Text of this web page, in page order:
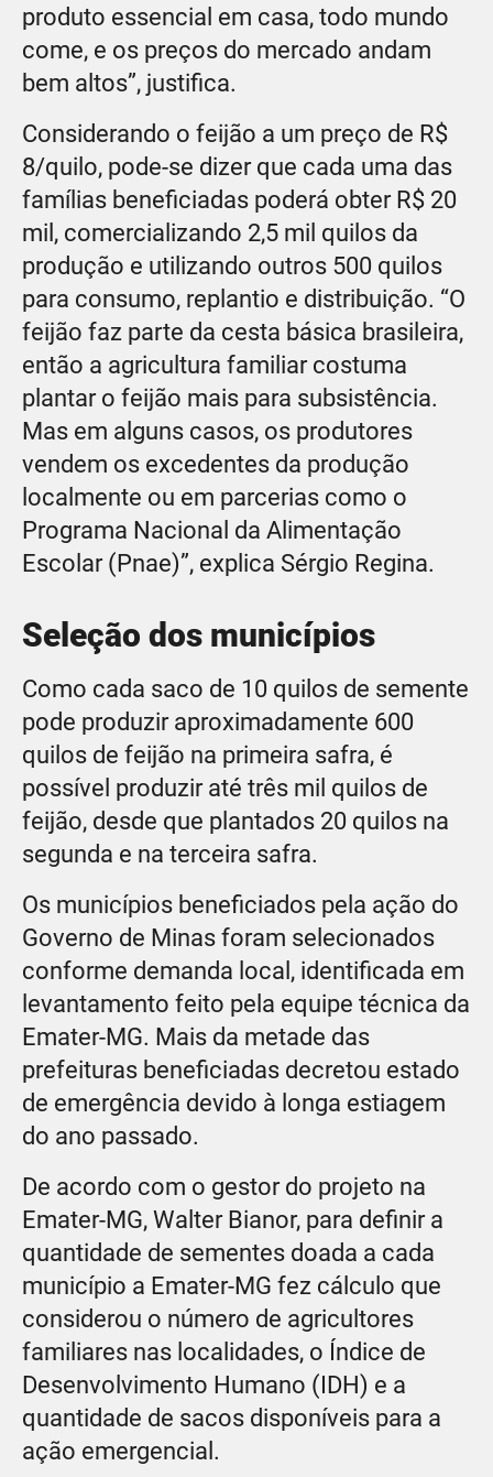
produto essencial em casa, todo mundo
come, e os preços do mercado andam
bem altos”, justifica.
Considerando o feijão a um preço de R$
8/quilo, pode-se dizer que cada uma das
famílias beneficiadas poderá obter R$ 20
mil, comercializando 2,5 mil quilos da
produção e utilizando outros 500 quilos
para consumo, replantio e distribuição. “O
feijão faz parte da cesta básica brasileira,
então a agricultura familiar costuma
plantar o feijão mais para subsistência.
Mas em alguns casos, os produtores
vendem os excedentes da produção
localmente ou em parcerias como o
Programa Nacional da Alimentação
Escolar (Pnae)”, explica Sérgio Regina.
Seleção dos municípios
Como cada saco de 10 quilos de semente
pode produzir aproximadamente 600
quilos de feijão na primeira safra, é
possível produzir até três mil quilos de
feijão, desde que plantados 20 quilos na
segunda e na terceira safra.
Os municípios beneficiados pela ação do
Governo de Minas foram selecionados
conforme demanda local, identificada em
levantamento feito pela equipe técnica da
Emater-MG. Mais da metade das
prefeituras beneficiadas decretou estado
de emergência devido à longa estiagem
do ano passado.
De acordo com o gestor do projeto na
Emater-MG, Walter Bianor, para definir a
quantidade de sementes doada a cada
município a Emater-MG fez cálculo que
considerou o número de agricultores
familiares nas localidades, o Índice de
Desenvolvimento Humano (IDH) e a
quantidade de sacos disponíveis para a
ação emergencial.